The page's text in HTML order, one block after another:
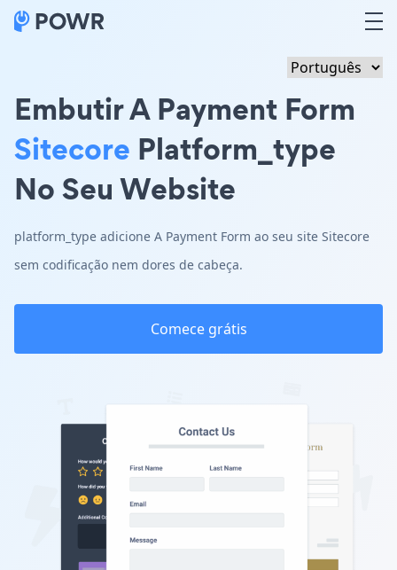
Embutir A Payment Form
Sitecore Platform_type
No Seu Website
platform_type adicione A Payment Form ao seu site Sitecore
sem codificação nem dores de cabeça.
Comece grátis